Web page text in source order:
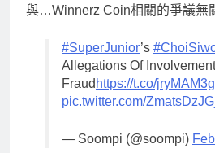
與…Winnerz Coin相關的爭議無
#SuperJunior’s
Allegations Of
Fraud https://t.co/
pic.twitter.com/
— Soompi (@soompi)